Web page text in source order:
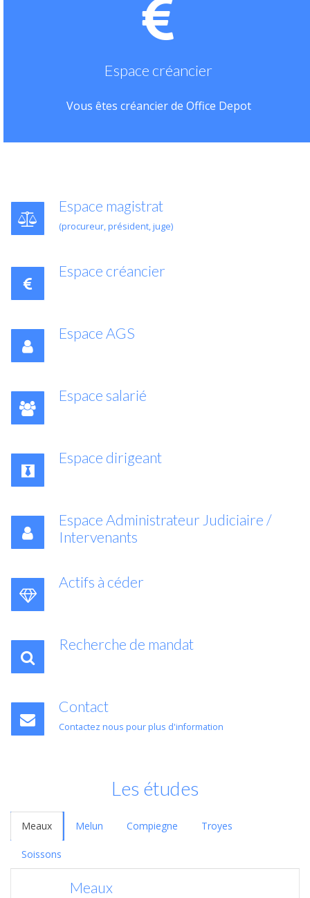
Espace créancier
Vous êtes créancier de Office Depot
Espace magistrat
(procureur, président, juge)
Espace créancier
Espace AGS
Espace salarié
Espace dirigeant
Espace Administrateur Judiciaire /
Intervenants
Actifs à céder
Recherche de mandat
Contact
Contactez nous pour plus d'information
Les études
Meaux Melun Compiegne Troyes
Soissons
Meaux